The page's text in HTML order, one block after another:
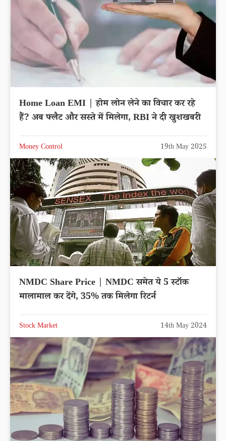
Home Loan EMI | होम लोन लेने का विचार कर रहे
हैं? अब फ्लैट और सस्ते में मिलेगा, RBI ने दी खुशखबरी
Money Control 19th May 2025
NMDC Share Price | NMDC समेत ये 5 स्टॉक
मालामाल कर देंगे, 35% तक मिलेगा रिटर्न
Stock Market 14th May 2024